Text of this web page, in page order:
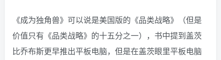
《成为独角兽》可以说是美国版的《品类战略》（但是
价值只有《品类战略》的十五分之一），书中提到盖茨
比乔布斯更早推出平板电脑，但是在盖茨眼里平板电脑